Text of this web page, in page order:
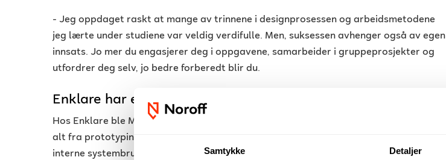
Samtykke Detaljer
- Jeg oppdaget raskt at mange av trinnene i designprosessen og arbeidsmetodene
jeg lærte under studiene var veldig verdifulle. Men, suksessen avhenger også av egen
innsats. Jo mer du engasjerer deg i oppgavene, samarbeider i gruppeprosjekter og
utfordrer deg selv, jo bedre forberedt blir du.
Enklare har et givende miljø for læring og vekst
Hos Enklare ble Mattias godt tatt imot som en del av IT-teamet, der han jobbet med
alt fra prototyping til å forbedre brukeropplevelsen for både eksterne kunder og
interne systembrukere. Arnhem Lewis fra Enklare beskriver hvordan Mattias raskt